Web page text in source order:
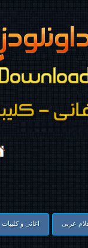
عربى اغانى و كليبات